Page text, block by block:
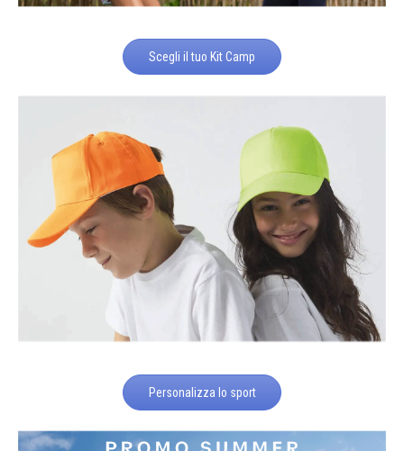
Scegli il tuo Kit Camp
Personalizza lo sport